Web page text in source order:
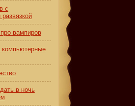
с
вампиров
в ночь